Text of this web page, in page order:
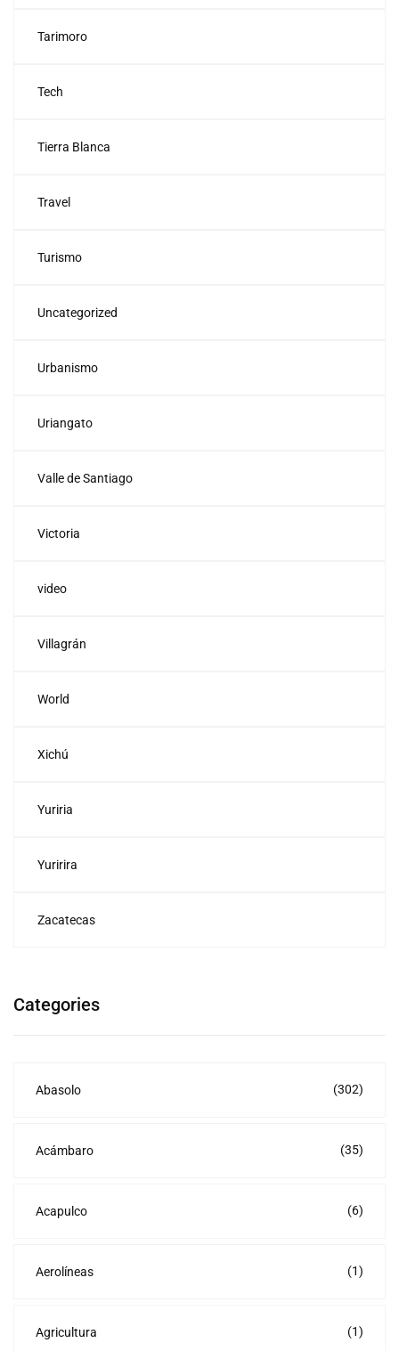
Tarimoro
Tech
Tierra Blanca
Travel
Turismo
Uncategorized
Urbanismo
Uriangato
Valle de Santiago
Victoria
video
Villagrán
World
Xichú
Yuriria
Yuririra
Zacatecas
Categories
Abasolo (302)
Acámbaro (35)
Acapulco (6)
Aerolíneas (1)
Agricultura (1)